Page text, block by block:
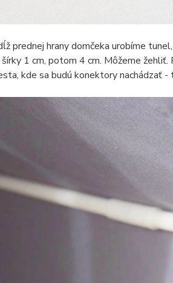
prednej hrany domčeka urobíme
1 cm, potom 4 cm. Môžeme
kde sa budú konektory nachádzať